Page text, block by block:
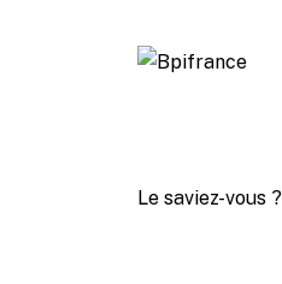
Le saviez-vous ?